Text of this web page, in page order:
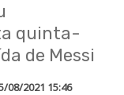
quinta-
de Messi
08/2021 15:46